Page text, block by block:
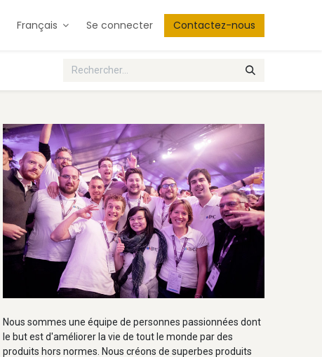
Français Se connecter Contactez-nous
Nous sommes une équipe de personnes passionnées dont
le but est d'améliorer la vie de tout le monde par des
produits hors normes. Nous créons de superbes produits